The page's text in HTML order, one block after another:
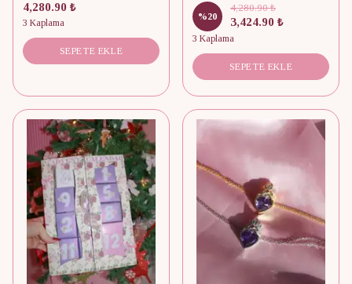
4,280.90 ₺
3 Kaplama
SEPETE EKLE
%20
4,280.90 ₺
3,424.90 ₺
3 Kaplama
SEPETE EKLE